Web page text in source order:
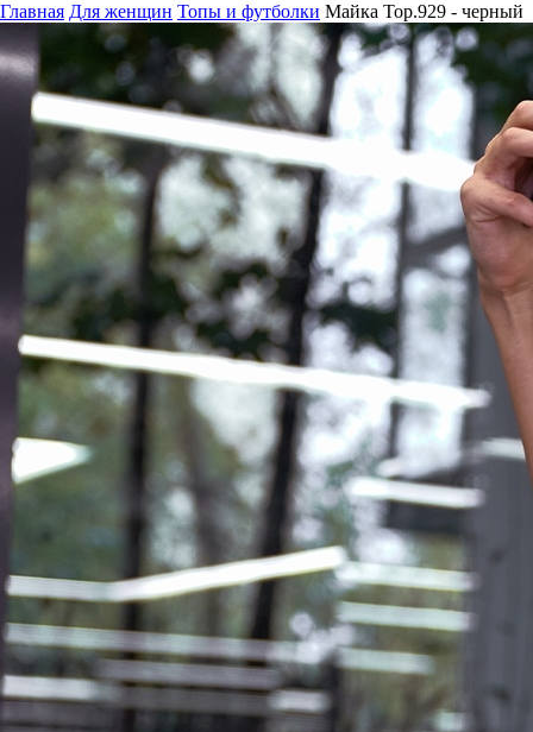
Главная Для женщин Топы и футболки Майка Top.929 - черный